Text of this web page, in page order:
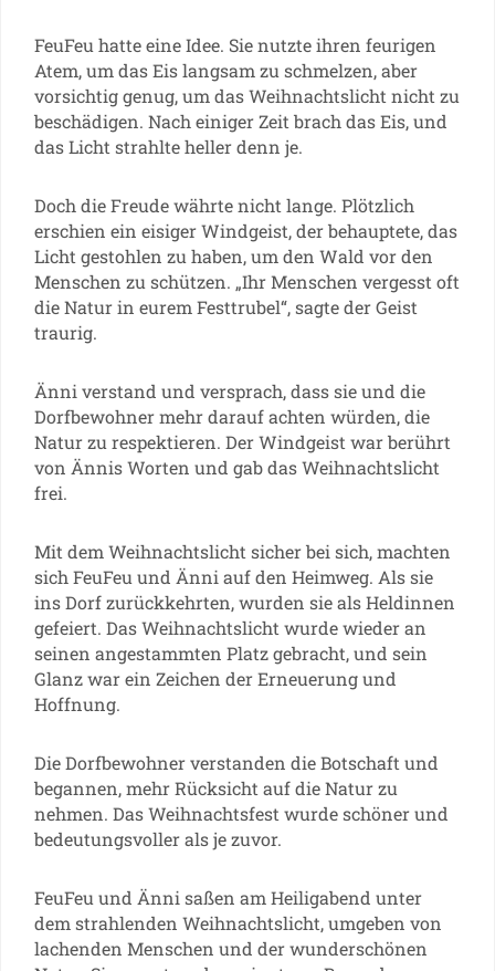
FeuFeu hatte eine Idee. Sie nutzte ihren feurigen
Atem, um das Eis langsam zu schmelzen, aber
vorsichtig genug, um das Weihnachtslicht nicht zu
beschädigen. Nach einiger Zeit brach das Eis, und
das Licht strahlte heller denn je.
Doch die Freude währte nicht lange. Plötzlich
erschien ein eisiger Windgeist, der behauptete, das
Licht gestohlen zu haben, um den Wald vor den
Menschen zu schützen. „Ihr Menschen vergesst oft
die Natur in eurem Festtrubel“, sagte der Geist
traurig.
Änni verstand und versprach, dass sie und die
Dorfbewohner mehr darauf achten würden, die
Natur zu respektieren. Der Windgeist war berührt
von Ännis Worten und gab das Weihnachtslicht
frei.
Mit dem Weihnachtslicht sicher bei sich, machten
sich FeuFeu und Änni auf den Heimweg. Als sie
ins Dorf zurückkehrten, wurden sie als Heldinnen
gefeiert. Das Weihnachtslicht wurde wieder an
seinen angestammten Platz gebracht, und sein
Glanz war ein Zeichen der Erneuerung und
Hoffnung.
Die Dorfbewohner verstanden die Botschaft und
begannen, mehr Rücksicht auf die Natur zu
nehmen. Das Weihnachtsfest wurde schöner und
bedeutungsvoller als je zuvor.
FeuFeu und Änni saßen am Heiligabend unter
dem strahlenden Weihnachtslicht, umgeben von
lachenden Menschen und der wunderschönen